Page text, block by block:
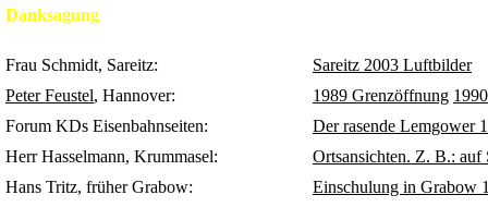
Danksagung
Frau Schmidt, Sareitz:
Sareitz 2003 Luftbilder
Peter Feustel, Hannover: 1989 Grenzöffnung
Forum KDs Eisenbahnseiten:
Der rasende Lemgower
Herr Hasselmann, Krummasel:
Ortsansichten. Z. B.: auf
Hans Tritz, früher Grabow:
Einschulung in Grabow